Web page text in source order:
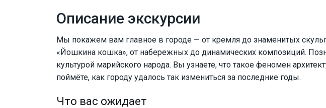
Описание экскурсии
Мы покажем вам главное в городе — от кремля до знаменитых
«Йошкина кошка», от набережных до динамических композиций.
культурой марийского народа. Вы узнаете, что такое феномен
поймёте, как городу удалось так измениться за последние годы.
Что вас ожидает